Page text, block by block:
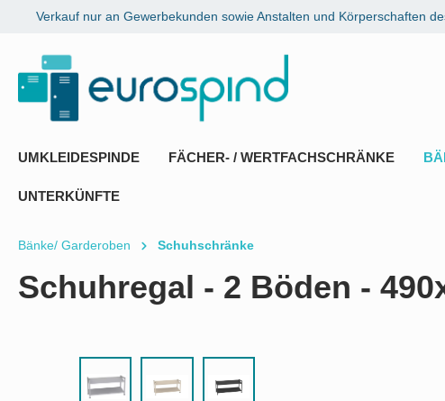
Zur Hauptnavigation springen
Verkauf nur an Gewerbekunden sowie Anstalten und Körperschaften
UMKLEIDESPINDE FÄCHER- / WERTFACHSCHRÄNKE
UNTERKÜNFTE
Bänke/ Garderoben Schuhschränke
Schuhregal - 2 Böden -